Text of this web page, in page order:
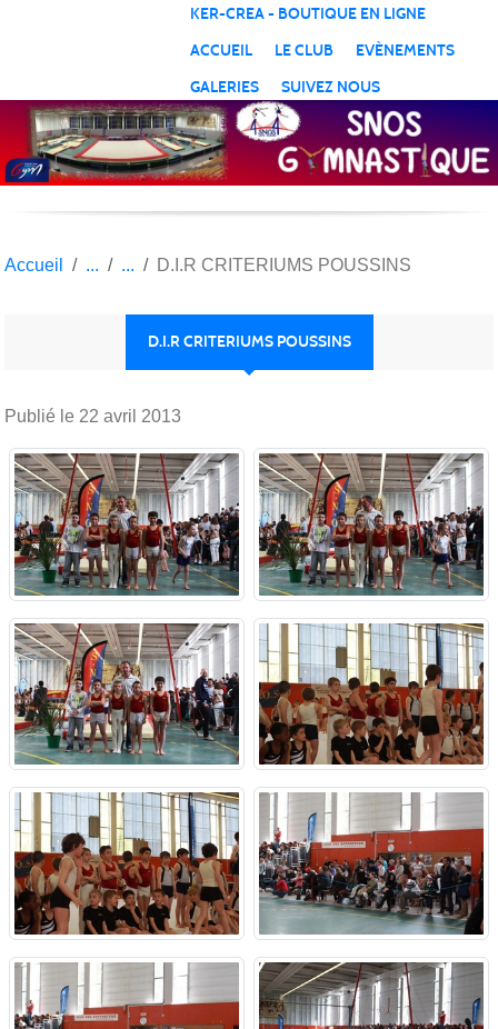
KER-CREA - BOUTIQUE EN LIGNE
ACCUEIL
LE CLUB
EVÈNEMENTS
GALERIES
SUIVEZ NOUS
Accueil D.I.R CRITERIUMS POUSSINS
D.I.R CRITERIUMS POUSSINS
Publié le 22 avril 2013
Panneau de gestion des cookies